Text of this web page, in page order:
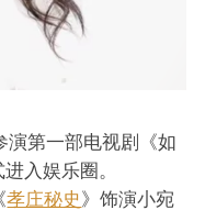
演第一部电视剧《如
入娱乐圈。
孝庄秘史》饰演小宛